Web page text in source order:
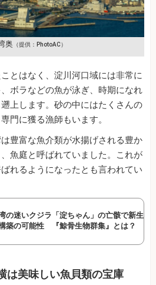
奥 （提供：PhotoAC）
とはなく、淀川河口域には非常に
ボラなどの魚が泳ぎ、時期になれ
上します。砂の中にはたくさんの
門に獲る漁師もいます。
豊富な魚介類が水揚げされる豊か
魚庭と呼ばれていました。これが
れるようになったとも言われてい
の迷いクジラ「淀ちゃん」の亡骸で新生
築の可能性 『鯨骨生物群集』とは？
は美味しい魚貝類の宝庫